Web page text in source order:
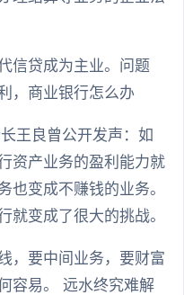
信贷成为主业。问题
，商业银行怎么办
王良曾公开发声：如
资产业务的盈利能力就
也变成不赚钱的业务。
就变成了很大的挑战。
，要中间业务，要财富
容易。 远水终究难解